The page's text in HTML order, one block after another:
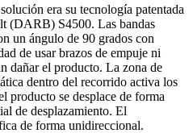
era su tecnología patentada
(DARB) S4500. Las bandas
un ángulo de 90 grados con
de usar brazos de empuje ni
dañar el producto. La zona de
dentro del recorrido activa los
producto se desplace de forma
de desplazamiento. El
de forma unidireccional.